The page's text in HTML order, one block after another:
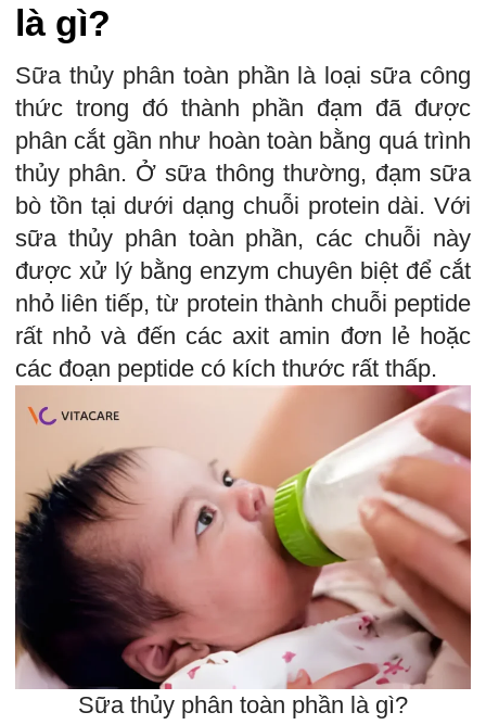
là gì?
Sữa thủy phân toàn phần là loại sữa công
thức trong đó thành phần đạm đã được
phân cắt gần như hoàn toàn bằng quá trình
thủy phân. Ở sữa thông thường, đạm sữa
bò tồn tại dưới dạng chuỗi protein dài. Với
sữa thủy phân toàn phần, các chuỗi này
được xử lý bằng enzym chuyên biệt để cắt
nhỏ liên tiếp, từ protein thành chuỗi peptide
rất nhỏ và đến các axit amin đơn lẻ hoặc
các đoạn peptide có kích thước rất thấp.
Sữa thủy phân toàn phần là gì?